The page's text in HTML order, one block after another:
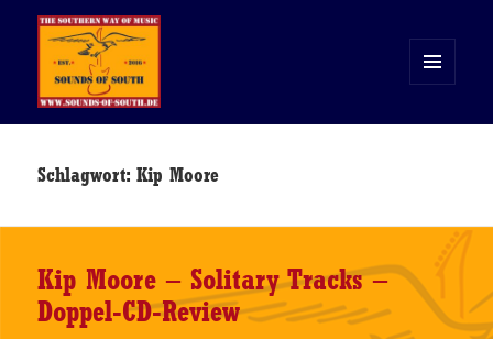
WIDGETS
Schlagwort:Kip Moore
Kip Moore – Solitary Tracks –
Doppel-CD-Review